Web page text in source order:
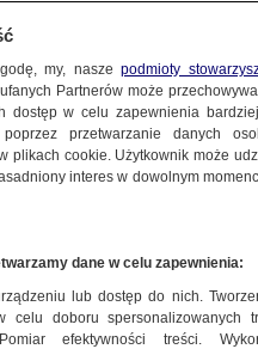
14:11
my, naszepodmioty
Partnerów może
dostęp w celu zapewnienia
przetwarzanie danych
plikach cookie. Użytkownik może
interes w dowolnym
dane w celu zapewnienia:
lub dostęp do nich.
celu doboru spersonalizowanych
efektywności treści.